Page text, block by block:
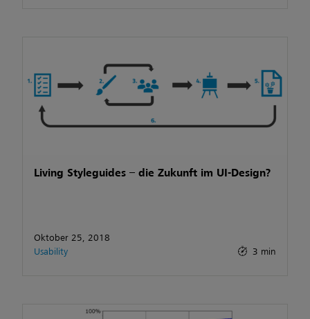
Living Styleguides – die Zukunft im UI-Design?
Oktober 25, 2018
Usability
3 min